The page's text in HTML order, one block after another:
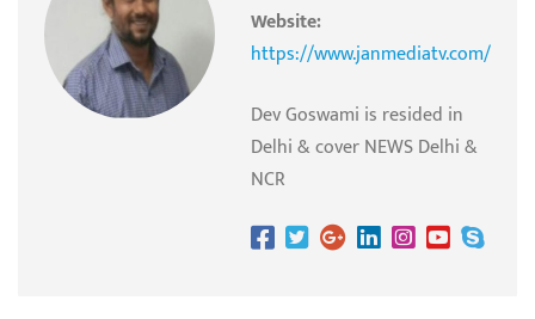
Website:
https://www.janmediatv.com/
Dev Goswami is resided in
Delhi & cover NEWS Delhi &
NCR